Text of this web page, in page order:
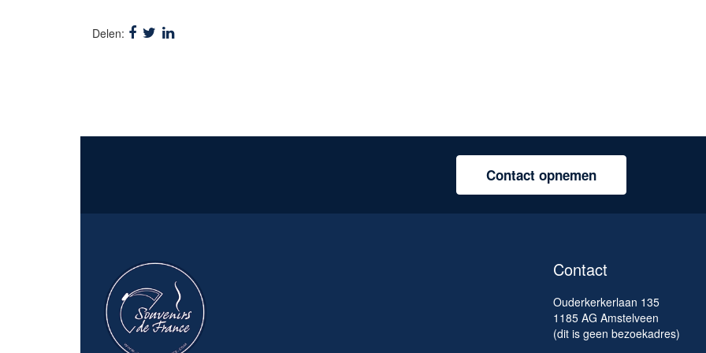
Delen:
Contact opnemen
Contact
Ouderkerkerlaan 135
1185 AG Amstelveen
(dit is geen bezoekadres)